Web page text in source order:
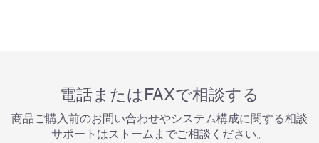
電話またはFAXで相談する
商品ご購⼊前のお問い合わせやシステム構成に関する相談
サポートはストームまでご相談ください。